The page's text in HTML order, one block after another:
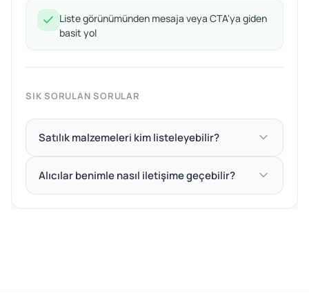
Liste görünümünden mesaja veya CTA'ya giden
basit yol
SIK SORULAN SORULAR
Satılık malzemeleri kim listeleyebilir?
Alıcılar benimle nasıl iletişime geçebilir?